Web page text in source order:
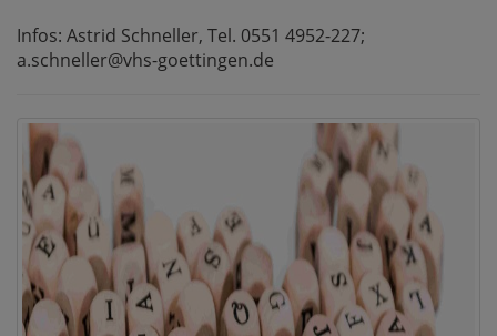
Infos: Astrid Schneller, Tel. 0551 4952-227;
a.schneller@vhs-goettingen.de